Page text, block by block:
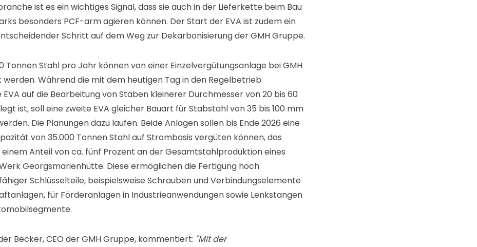
ist es ein wichtiges Signal, dass sie auch in der Lieferkette beim Bau
besonders PCF-arm agieren können. Der Start der EVA ist zudem ein
Schritt auf dem Weg zur Dekarbonisierung der GMH Gruppe.
Tonnen Stahl pro Jahr können von einer Einzelvergütungsanlage bei GMH
Während die mit dem heutigen Tag in den Regelbetrieb
auf die Bearbeitung von Stäben kleinerer Durchmesser von 20 bis 60
ist, soll eine zweite EVA gleicher Bauart für Stabstahl von 35 bis 100 mm
Die Planungen dazu laufen. Beide Anlagen sollen bis Ende 2026 eine
von 35.000 Tonnen Stahl auf Strombasis vergüten können, das
Anteil von ca. fünf Prozent an der Gesamtstahlproduktion eines
Georgsmarienhütte. Diese ermöglichen die Fertigung hoch
Schlüsselteile, beispielsweise Schrauben und Verbindungselemente
für Förderanlagen in Industrieanwendungen sowie Lenkstangen
Becker, CEO der GMH Gruppe, kommentiert: "Mit der